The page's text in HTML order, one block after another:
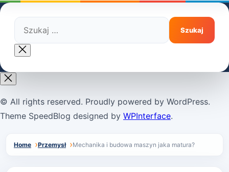
Szukaj:
Close
search
© All rights reserved. Proudly powered by WordPress.
Theme SpeedBlog designed by WPInterface.
Home Przemysł Mechanika i budowa maszyn jaka matura?